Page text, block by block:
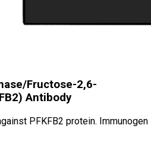
Fructose-2,6-
Antibody
PFKFB2 protein. Immunogen